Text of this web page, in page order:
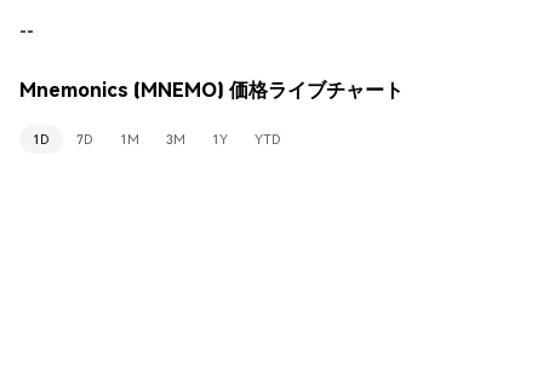
--
Mnemonics (MNEMO) 価格ライブチャート
1D 7D 1M 3M 1Y YTD